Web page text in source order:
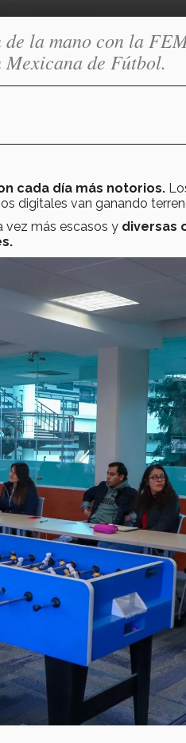
la mano con la
de Fútbol.
cada día más notorios.
digitales van ganando
vez más escasos y diversas